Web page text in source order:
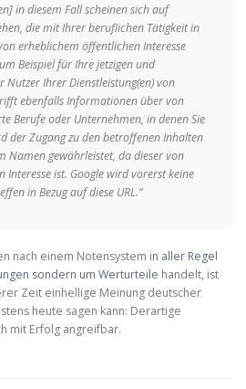
in diesem Fall scheinen sich auf
die mit Ihrer beruflichen Tätigkeit in
erheblichem öffentlichen Interesse
Beispiel für Ihre jetzigen und
Nutzer Ihrer Dienstleistung(en) von
ebenfalls Informationen über von
Berufe oder Unternehmen, in denen Sie
der Zugang zu den betroffenen Inhalten
Namen gewährleistet, da dieser von
Interesse ist. Google wird vorerst keine
in Bezug auf diese URL.“
nach einem Notensystem in aller Regel
sondern um Werturteile handelt, ist
Zeit einhellige Meinung deutscher
heute sagen kann: Derartige
mit Erfolg angreifbar.